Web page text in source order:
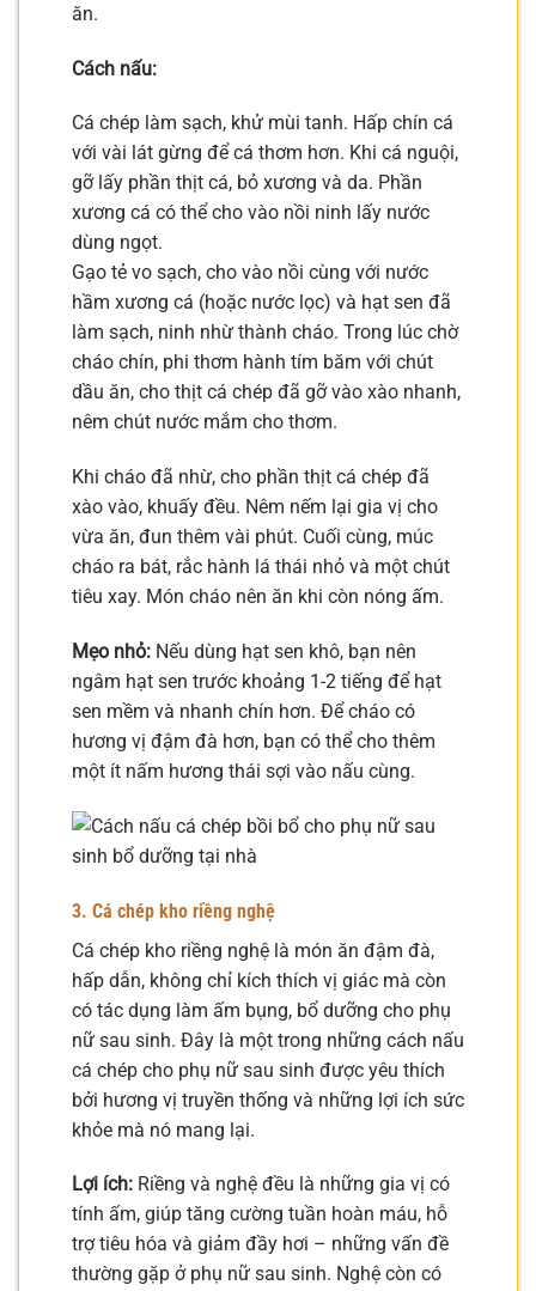
ăn.
Cách nấu:
Cá chép làm sạch, khử mùi tanh. Hấp chín cá
với vài lát gừng để cá thơm hơn. Khi cá nguội,
gỡ lấy phần thịt cá, bỏ xương và da. Phần
xương cá có thể cho vào nồi ninh lấy nước
dùng ngọt.
Gạo tẻ vo sạch, cho vào nồi cùng với nước
hầm xương cá (hoặc nước lọc) và hạt sen đã
làm sạch, ninh nhừ thành cháo. Trong lúc chờ
cháo chín, phi thơm hành tím băm với chút
dầu ăn, cho thịt cá chép đã gỡ vào xào nhanh,
nêm chút nước mắm cho thơm.
Khi cháo đã nhừ, cho phần thịt cá chép đã
xào vào, khuấy đều. Nêm nếm lại gia vị cho
vừa ăn, đun thêm vài phút. Cuối cùng, múc
cháo ra bát, rắc hành lá thái nhỏ và một chút
tiêu xay. Món cháo nên ăn khi còn nóng ấm.
Mẹo nhỏ: Nếu dùng hạt sen khô, bạn nên
ngâm hạt sen trước khoảng 1-2 tiếng để hạt
sen mềm và nhanh chín hơn. Để cháo có
hương vị đậm đà hơn, bạn có thể cho thêm
một ít nấm hương thái sợi vào nấu cùng.
3. Cá chép kho riềng nghệ
Cá chép kho riềng nghệ là món ăn đậm đà,
hấp dẫn, không chỉ kích thích vị giác mà còn
có tác dụng làm ấm bụng, bổ dưỡng cho phụ
nữ sau sinh. Đây là một trong những cách nấu
cá chép cho phụ nữ sau sinh được yêu thích
bởi hương vị truyền thống và những lợi ích sức
khỏe mà nó mang lại.
Lợi ích: Riềng và nghệ đều là những gia vị có
tính ấm, giúp tăng cường tuần hoàn máu, hỗ
trợ tiêu hóa và giảm đầy hơi – những vấn đề
thường gặp ở phụ nữ sau sinh. Nghệ còn có